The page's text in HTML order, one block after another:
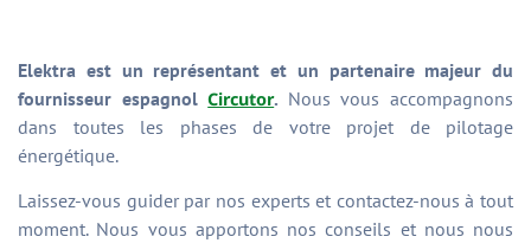
Elektra est un représentant et un partenaire majeur du
fournisseur espagnolCircutor. Nous vous accompagnons
dans toutes les phases de votre projet de pilotage
énergétique.
Laissez-vous guider par nos experts et contactez-nous à tout
moment. Nous vous apportons nos conseils et nous nous